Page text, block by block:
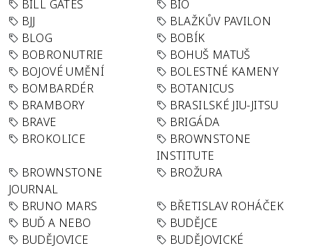
BILL GATES
BIO
BJJ
BLAŽKŮV PAVILON
BLOG
BOBÍK
BOBRONUTRIE
BOHUŠ MATUŠ
BOJOVÉ UMĚNÍ
BOLESTNÉ KAMENY
BOMBARDÉR
BOTANICUS
BRAMBORY
BRASILSKÉ JIU-JITSU
BRAVE
BRIGÁDA
BROKOLICE
BROWNSTONE
INSTITUTE
BROWNSTONE
JOURNAL
BROŽURA
BRUNO MARS
BŘETISLAV ROHÁČEK
BUĎ A NEBO
BUDĚJCE
BUDĚJOVICE
BUDĚJOVICKÉ